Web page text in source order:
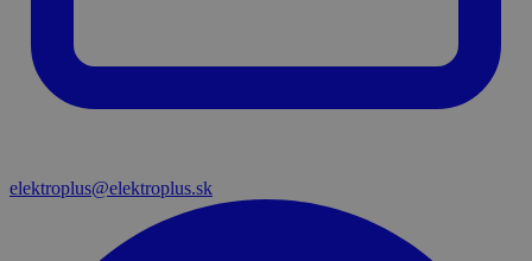
elektroplus@elektroplus.sk